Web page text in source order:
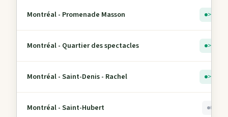
Montréal - Promenade Masson > 5
Montréal - Quartier des spectacles > 5
Montréal - Saint-Denis - Rachel > 5
Montréal - Saint-Hubert 0